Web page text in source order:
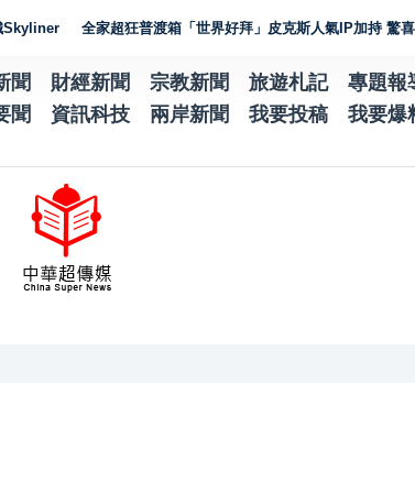
全家超狂普渡箱「世界好拜」皮克斯人氣IP加持 驚喜開箱送台
聞 財經新聞 宗教新聞 旅遊札記 專題報
聞 資訊科技 兩岸新聞 我要投稿 我要爆